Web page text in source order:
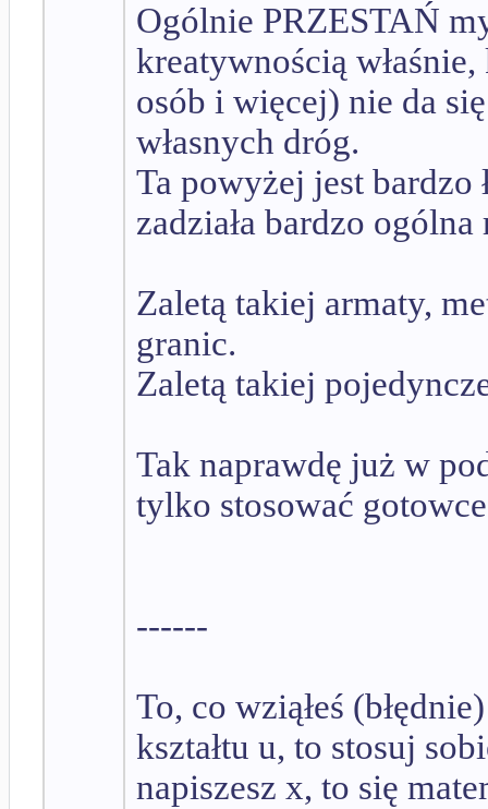
Ogólnie PRZESTAŃ
kreatywnością
osób i więcej) nie da
własnych dróg.
Ta powyżej jest bardzo
zadziała bardzo
Zaletą takiej armaty,
granic.
Zaletą takiej
Tak naprawdę już w
tylko stosować
------
To, co wziąłeś
kształtu u, to stosuj
napiszesz x, to się